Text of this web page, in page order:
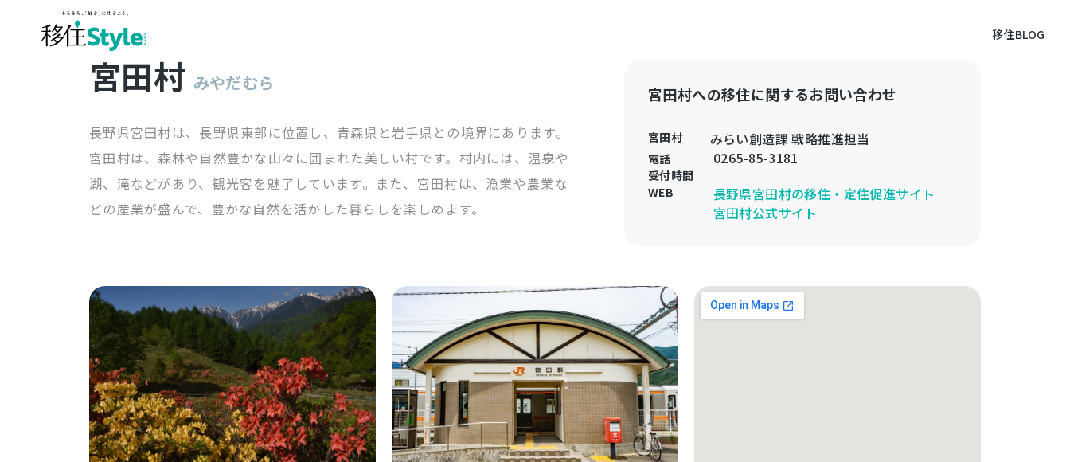
移住BLOG
宮田村 みやだむら
長野県宮田村は、長野県東部に位置し、青森県と岩手県との境界にあります。
宮田村は、森林や自然豊かな山々に囲まれた美しい村です。村内には、温泉や
湖、滝などがあり、観光客を魅了しています。また、宮田村は、漁業や農業な
どの産業が盛んで、豊かな自然を活かした暮らしを楽しめます。
宮田村への移住に関するお問い合わせ
宮田村 みらい創造課 戦略推進担当
電話 0265-85-3181
受付時間
WEB
長野県宮田村の移住・定住促進サイト
宮田村公式サイト